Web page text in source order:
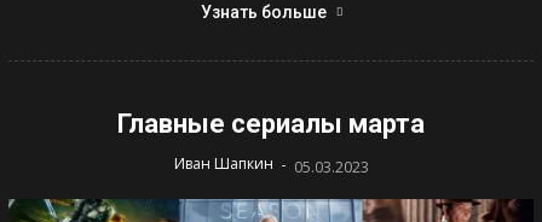
Узнать больше
Главные сериалы марта
Иван Шапкин - 05.03.2023